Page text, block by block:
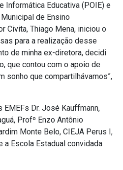
Informática Educativa (POIE) e
de Ensino
Civita, Thiago Mena, iniciou o
para a realização desse
de minha ex-diretora, decidi
que contou com o apoio de
sonho que compartilhávamos”,
Dr. José Kauffmann,
Profº Enzo Antônio
Monte Belo, CIEJA Perus I,
a Escola Estadual convidada